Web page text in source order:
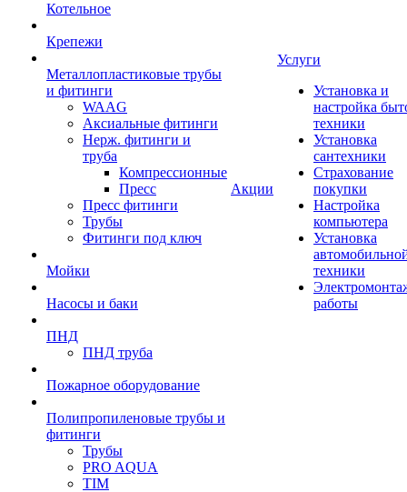
Котельное
Крепежи
Металлопластиковые трубы
и фитинги
WAAG
Аксиальные фитинги
Нерж. фитинги и
труба
Компрессионные
Пресс
Пресс фитинги
Трубы
Фитинги под ключ
Мойки
Насосы и баки
ПНД
ПНД труба
Пожарное оборудование
Полипропиленовые трубы и
фитинги
Трубы
PRO AQUA
TIM
Акции
Услуги
Установка и
настройка
техники
Установка
сантехники
Страхование
покупки
Настройка
компьютера
Установка
техники
работы